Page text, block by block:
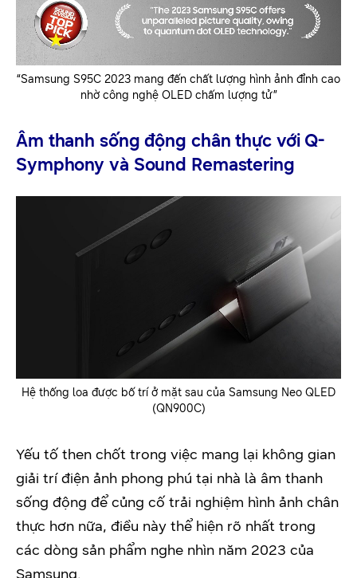
“Samsung S95C 2023 mang đến chất lượng hình ảnh đỉnh cao
nhờ công nghệ OLED chấm lượng tử”
Âm thanh sống động chân thực với Q-
Symphony và Sound Remastering
Hệ thống loa được bố trí ở mặt sau của Samsung Neo QLED
(QN900C)
Yếu tố then chốt trong việc mang lại không gian
giải trí điện ảnh phong phú tại nhà là âm thanh
sống động để củng cố trải nghiệm hình ảnh chân
thực hơn nữa, điều này thể hiện rõ nhất trong
các dòng sản phẩm nghe nhìn năm 2023 của
Samsung.